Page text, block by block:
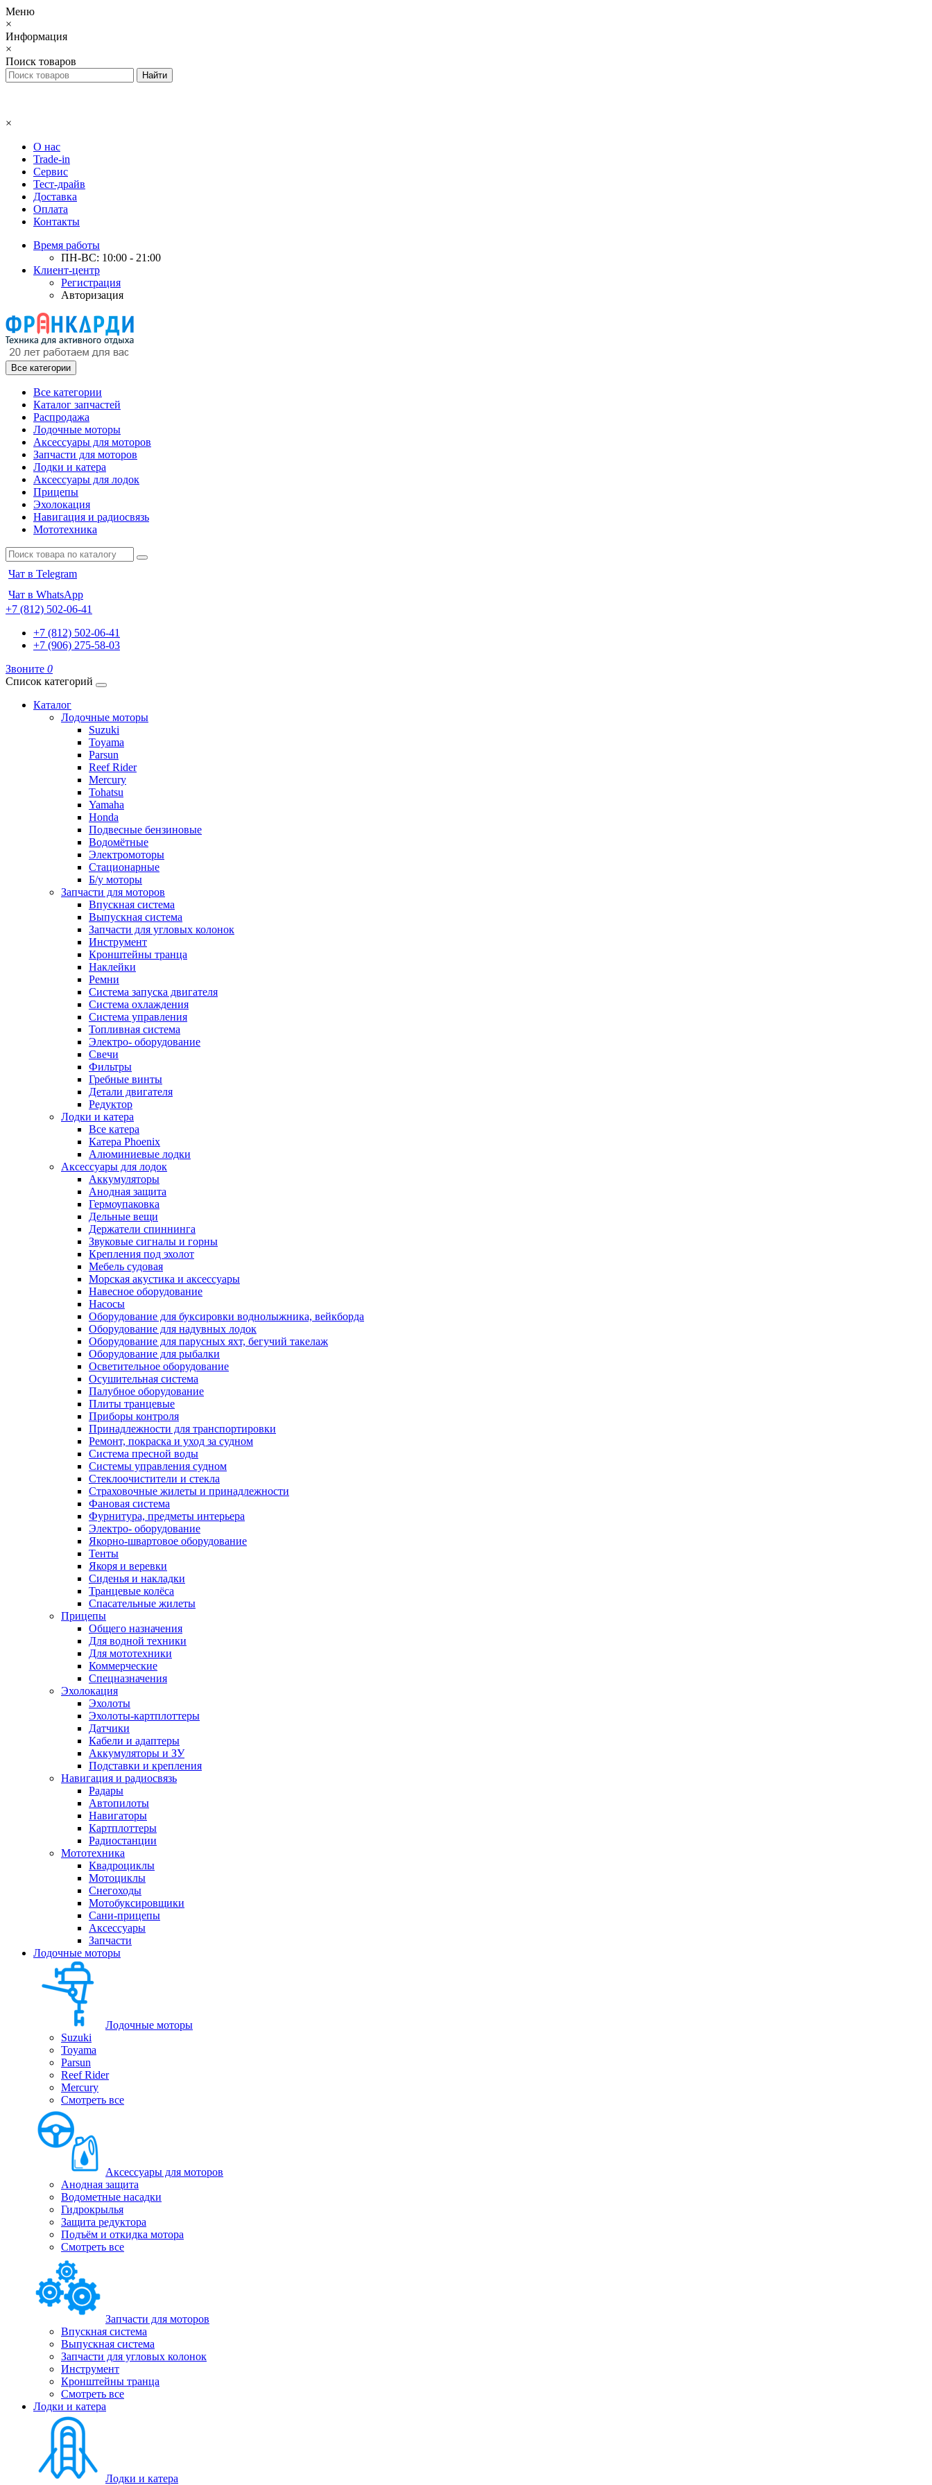
Меню
×
Информация
×
Поиск товаров
×
О нас
Trade-in
Сервис
Тест-драйв
Доставка
Оплата
Контакты
Время работы
ПН-ВС: 10:00 - 21:00
Клиент-центр
Регистрация
Авторизация
Все категории
Все категории
Каталог запчастей
Распродажа
Лодочные моторы
Аксессуары для моторов
Запчасти для моторов
Лодки и катера
Аксессуары для лодок
Прицепы
Эхолокация
Навигация и радиосвязь
Мототехника
Чат в Telegram
Чат в WhatsApp
+7 (812) 502-06-41
+7 (812) 502-06-41
+7 (906) 275-58-03
Звоните 0
Список категорий
Каталог
Лодочные моторы
Suzuki
Toyama
Parsun
Reef Rider
Mercury
Tohatsu
Yamaha
Honda
Подвесные бензиновые
Водомётные
Электромоторы
Стационарные
Б/у моторы
Запчасти для моторов
Впускная система
Выпускная система
Запчасти для угловых колонок
Инструмент
Кронштейны транца
Наклейки
Ремни
Система запуска двигателя
Система охлаждения
Система управления
Топливная система
Электро- оборудование
Свечи
Фильтры
Гребные винты
Детали двигателя
Редуктор
Лодки и катера
Все катера
Катера Phoenix
Алюминиевые лодки
Аксессуары для лодок
Аккумуляторы
Анодная защита
Гермоупаковка
Дельные вещи
Держатели спиннинга
Звуковые сигналы и горны
Крепления под эхолот
Мебель судовая
Морская акустика и аксессуары
Навесное оборудование
Насосы
Оборудование для буксировки воднолыжника, вейкборда
Оборудование для надувных лодок
Оборудование для парусных яхт, бегучий такелаж
Оборудование для рыбалки
Осветительное оборудование
Осушительная система
Палубное оборудование
Плиты транцевые
Приборы контроля
Принадлежности для транспортировки
Ремонт, покраска и уход за судном
Система пресной воды
Системы управления судном
Стеклоочистители и стекла
Страховочные жилеты и принадлежности
Фановая система
Фурнитура, предметы интерьера
Электро- оборудование
Якорно-швартовое оборудование
Тенты
Якоря и веревки
Сиденья и накладки
Транцевые колёса
Спасательные жилеты
Прицепы
Общего назначения
Для водной техники
Для мототехники
Коммерческие
Спецназначения
Эхолокация
Эхолоты
Эхолоты-картплоттеры
Датчики
Кабели и адаптеры
Аккумуляторы и ЗУ
Подставки и крепления
Навигация и радиосвязь
Радары
Автопилоты
Навигаторы
Картплоттеры
Радиостанции
Мототехника
Квадроциклы
Мотоциклы
Снегоходы
Мотобуксировщики
Сани-прицепы
Аксессуары
Запчасти
Лодочные моторы
Лодочные моторы
Suzuki
Toyama
Parsun
Reef Rider
Mercury
Смотреть все
Аксессуары для моторов
Анодная защита
Водометные насадки
Гидрокрылья
Защита редуктора
Подъём и откидка мотора
Смотреть все
Запчасти для моторов
Впускная система
Выпускная система
Запчасти для угловых колонок
Инструмент
Кронштейны транца
Смотреть все
Лодки и катера
Лодки и катера